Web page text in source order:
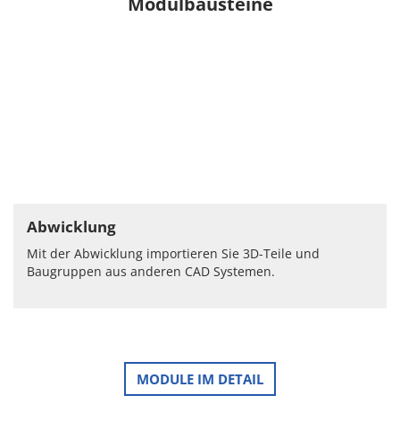
Abwicklung
Mit der Abwicklung importieren Sie 3D-Teile und
Baugruppen aus anderen CAD Systemen.
MODULE IM DETAIL